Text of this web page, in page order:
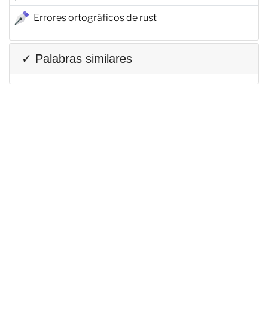
Errores ortográficos de rust
✓ Palabras similares